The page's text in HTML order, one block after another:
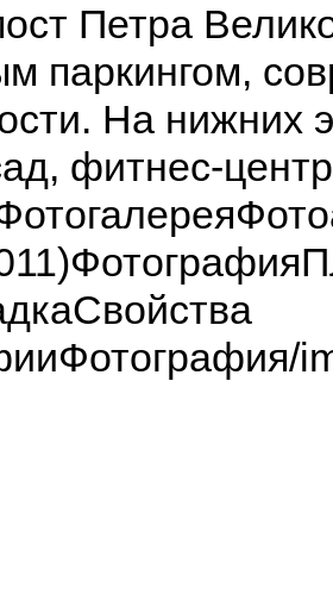
Петра
паркингом,
На нижних
фитнес-